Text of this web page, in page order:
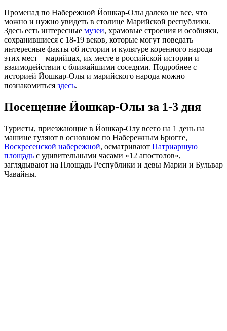
Променад по Набережной Йошкар-Олы далеко не все, что
можно и нужно увидеть в столице Марийской республики.
Здесь есть интересные музеи, храмовые строения и особняки,
сохранившиеся с 18-19 веков, которые могут поведать
интересные факты об истории и культуре коренного народа
этих мест – марийцах, их месте в российской истории и
взаимодействии с ближайшими соседями. Подробнее с
историей Йошкар-Олы и марийского народа можно
познакомиться здесь.
Посещение Йошкар-Олы за 1-3 дня
Туристы, приезжающие в Йошкар-Олу всего на 1 день на
машине гуляют в основном по Набережным Брюгге,
Воскресенской набережной, осматривают Патриаршую
площадь с удивительными часами «12 апостолов»,
заглядывают на Площадь Республики и девы Марии и Бульвар
Чавайны.